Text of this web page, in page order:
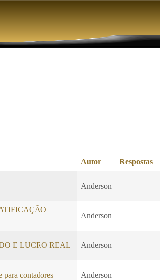
Autor Respostas
Anderson
Anderson
E LUCRO REAL Anderson
para contadores Anderson